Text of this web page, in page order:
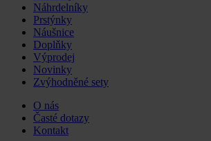
Náhrdelníky
Prstýnky
Náušnice
Doplňky
Výprodej
Novinky
Zvýhodněné sety
O nás
Časté dotazy
Kontakt